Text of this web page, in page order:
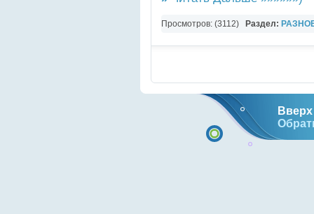
Просмотров: (3112) Раздел:
Вверх